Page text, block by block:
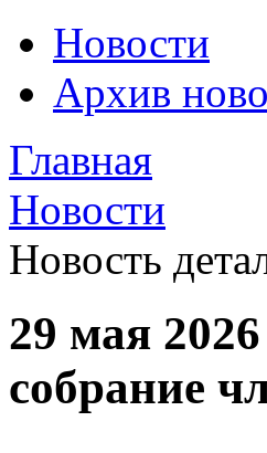
Новости
Архив
Главная
Новости
Новость
29 мая
собрание